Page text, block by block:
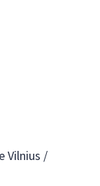
Vilnius /